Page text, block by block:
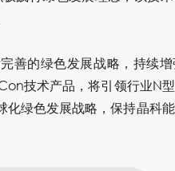
善的绿色发展战略，持续
技术产品，将引领行业N
绿色发展战略，保持晶科